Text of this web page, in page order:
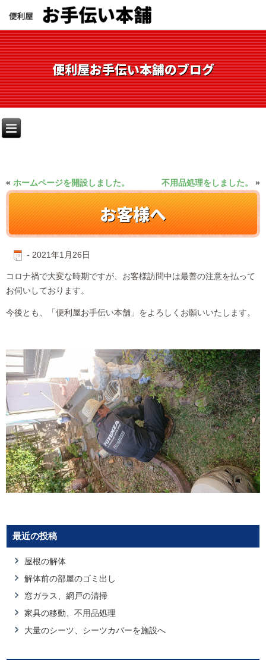
便利屋お手伝い本舗のブログ
« ホームページを開設しました。 不用品処理をしました。 »
お客様へ
- 2021年1月26日
コロナ禍で大変な時期ですが、お客様訪問中は最善の注意を払って
お伺いしております。
今後とも、「便利屋お手伝い本舗」をよろしくお願いいたします。
最近の投稿
屋根の解体
解体前の部屋のゴミ出し
窓ガラス、網戸の清掃
家具の移動、不用品処理
大量のシーツ、シーツカバーを施設へ